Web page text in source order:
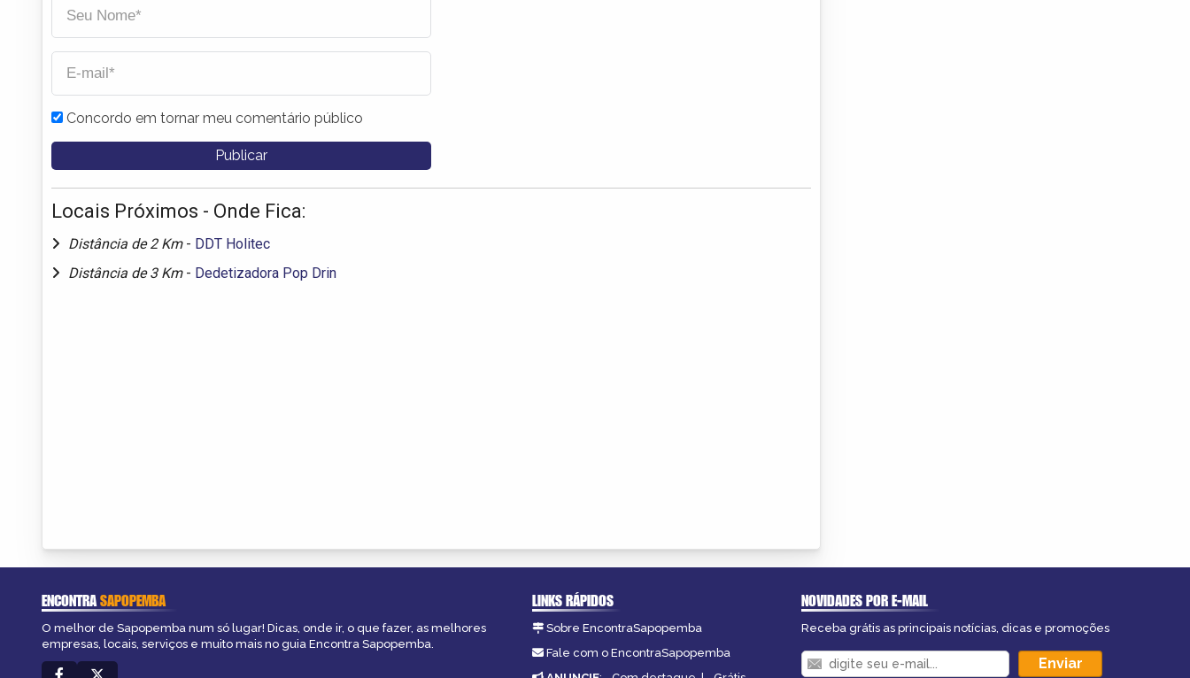
Concordo em tornar meu comentário público
Locais Próximos - Onde Fica:
Distância de 2 Km - DDT Holitec
Distância de 3 Km - Dedetizadora Pop Drin
ENCONTRASAPOPEMBA
O melhor de Sapopemba num só lugar! Dicas, onde ir, o que fazer, as melhores
empresas, locais, serviços e muito mais no guia Encontra Sapopemba.
LINKS RÁPIDOS
Sobre EncontraSapopemba
Fale com o EncontraSapopemba
NOVIDADES POR E-MAIL
Receba grátis as principais notícias, dicas e promoções